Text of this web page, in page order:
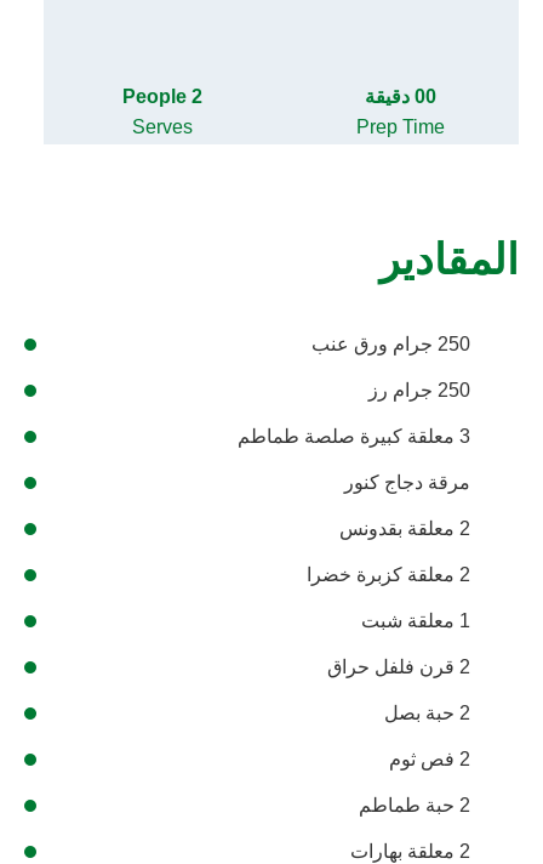
00 دقيقة
Prep Time
2 People
Serves
المقادير
250 جرام ورق عنب
250 جرام رز
3 معلقة كبيرة صلصة طماطم
مرقة دجاج كنور
2 معلقة بقدونس
2 معلقة كزبرة خضرا
1 معلقة شبت
2 قرن فلفل حراق
2 حبة بصل
2 فص ثوم
2 حبة طماطم
2 معلقة بهارات